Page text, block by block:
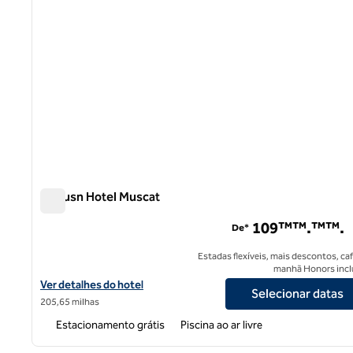
Al Husn Hotel Muscat
Exibir detalhes do hotel Al Husn Hotel Muscat
Ver detalhes do hotel
205,65 milhas
De* 109™™.™™.
Estadas flexíveis, mais descontos,
manhã Honors
Selecionar datas
Estacionamento grátis Piscina ao ar livre